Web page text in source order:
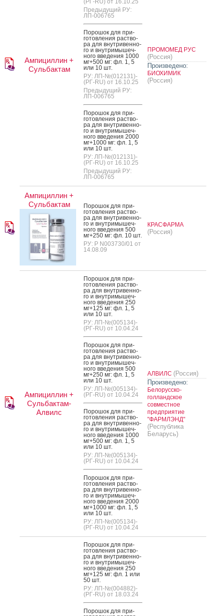
Ампициллин +
Сульбактам
(РГ-RU) от 16.10.25
Предыдущий РУ:
ЛП-006765
По­рошок для при­
готов­ле­ния рас­тво­
ра для внут­ри­вен­но­
го и внут­ри­мышеч­
но­го вве­дения 1000
мг+500 мг: фл. 1, 5
или 10 шт.
РУ: ЛП-№(012131)-
(РГ-RU) от 16.10.25
Предыдущий РУ:
ЛП-006765
По­рошок для при­
готов­ле­ния рас­тво­
ра для внут­ри­вен­но­
го и внут­ри­мышеч­
но­го вве­дения 2000
мг+1000 мг: фл. 1, 5
или 10 шт.
РУ: ЛП-№(012131)-
(РГ-RU) от 16.10.25
Предыдущий РУ:
ЛП-006765
ПРОМОМЕД РУС
(Россия)
Произведено:
БИОХИМИК
(Россия)
Ампициллин +
Сульбактам
По­рошок для при­
готов­ле­ния рас­тво­
ра для внут­ри­вен­но­
го и внут­ри­мышеч­
но­го вве­дения 500
мг+250 мг: фл. 10 шт.
РУ: Р N003730/01 от
14.08.09
КРАСФАРМА
(Россия)
Ампициллин +
Сульбактам-
Алвилс
По­рошок для при­
готов­ле­ния рас­тво­
ра для внут­ри­вен­но­
го и внут­ри­мышеч­
но­го вве­дения 250
мг+125 мг: фл. 1, 5
или 10 шт.
РУ: ЛП-№(005134)-
(РГ-RU) от 10.04.24
По­рошок для при­
готов­ле­ния рас­тво­
ра для внут­ри­вен­но­
го и внут­ри­мышеч­
но­го вве­дения 500
мг+250 мг: фл. 1, 5
или 10 шт.
РУ: ЛП-№(005134)-
(РГ-RU) от 10.04.24
По­рошок для при­
готов­ле­ния рас­тво­
ра для внут­ри­вен­но­
го и внут­ри­мышеч­
но­го вве­дения 1000
мг+500 мг: фл. 1, 5
или 10 шт.
РУ: ЛП-№(005134)-
(РГ-RU) от 10.04.24
По­рошок для при­
готов­ле­ния рас­тво­
ра для внут­ри­вен­но­
го и внут­ри­мышеч­
но­го вве­дения 2000
мг+1000 мг: фл. 1, 5
или 10 шт.
РУ: ЛП-№(005134)-
(РГ-RU) от 10.04.24
АЛВИЛС (Россия)
Произведено:
Белорусско-
голландское
совместное
предприятие
"ФАРМЛЭНД"
(Республика
Беларусь)
По­рошок для при­
готов­ле­ния рас­тво­
ра для внут­ри­вен­но­
го и внут­ри­мышеч­
но­го вве­дения 250
мг+125 мг: фл. 1 или
50 шт.
РУ: ЛП-№(004882)-
(РГ-RU) от 18.03.24
По­рошок для при­